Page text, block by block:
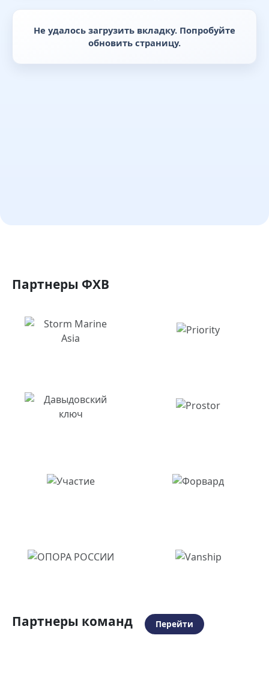
Не удалось загрузить вкладку. Попробуйте
обновить страницу.
Партнеры ФХВ
Партнеры команд Перейти